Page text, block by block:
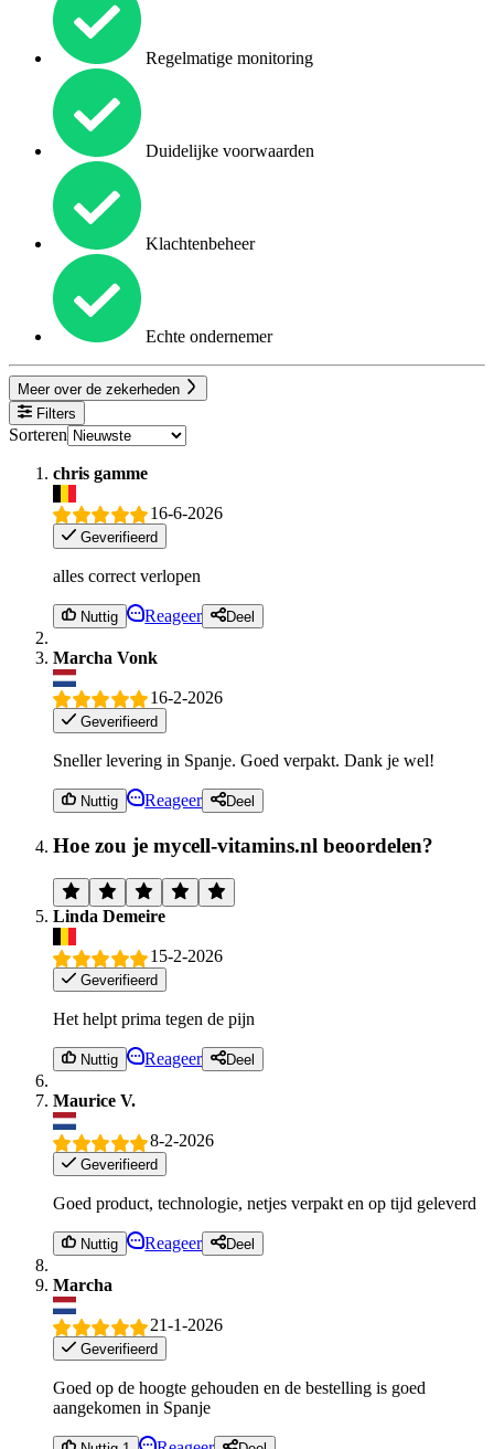
Regelmatige monitoring
Duidelijke voorwaarden
Klachtenbeheer
Echte ondernemer
Meer over de zekerheden
Filters
Sorteren
chris gamme
16-6-2026
Geverifieerd
alles correct verlopen
Nuttig Reageer Deel
Marcha Vonk
16-2-2026
Geverifieerd
Sneller levering in Spanje. Goed verpakt. Dank je wel!
Nuttig Reageer Deel
Hoe zou je mycell-vitamins.nl beoordelen?
Linda Demeire
15-2-2026
Geverifieerd
Het helpt prima tegen de pijn
Nuttig Reageer Deel
Maurice V.
8-2-2026
Geverifieerd
Goed product, technologie, netjes verpakt en op tijd geleverd
Nuttig Reageer Deel
Marcha
21-1-2026
Geverifieerd
Goed op de hoogte gehouden en de bestelling is goed
aangekomen in Spanje